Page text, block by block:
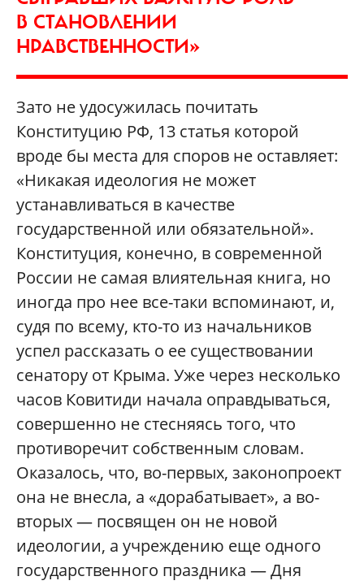
В СТАНОВЛЕНИИ
НРАВСТВЕННОСТИ»
Зато не удосужилась почитать
Конституцию РФ, 13 статья которой
вроде бы места для споров не оставляет:
«Никакая идеология не может
устанавливаться в качестве
государственной или обязательной».
Конституция, конечно, в современной
России не самая влиятельная книга, но
иногда про нее все-таки вспоминают, и,
судя по всему, кто-то из начальников
успел рассказать о ее существовании
сенатору от Крыма. Уже через несколько
часов Ковитиди начала оправдываться,
совершенно не стесняясь того, что
противоречит собственным словам.
Оказалось, что, во-первых, законопроект
она не внесла, а «дорабатывает», а во-
вторых — посвящен он не новой
идеологии, а учреждению еще одного
государственного праздника — Дня